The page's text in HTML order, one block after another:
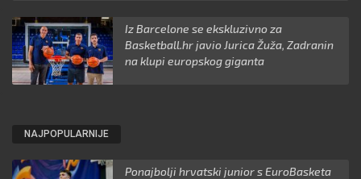
Iz Barcelone se ekskluzivno za
Basketball.hr javio Jurica Žuža, Zadranin
na klupi europskog giganta
NAJPOPULARNIJE
Ponajbolji hrvatski junior s EuroBasketa